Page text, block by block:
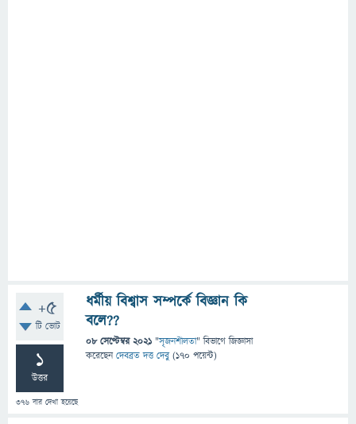
+5
টি ভোট
1
উত্তর
376 বার দেখা হয়েছে
ধর্মীয় বিশ্বাস সম্পর্কে বিজ্ঞান কি
বলে??
08 সেপ্টেম্বর 2021 "সৃজনশীলতা" বিভাগে জিজ্ঞাসা
করেছেনদেবব্রত দত্ত দেবু (170 পয়েন্ট)